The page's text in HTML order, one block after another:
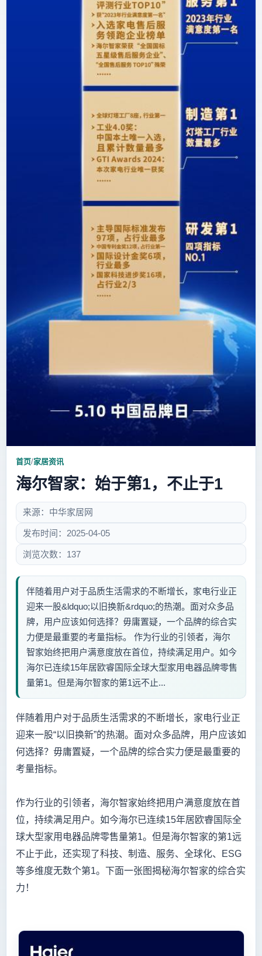
首页/家居资讯
海尔智家：始于第1，不止于1
来源：中华家居网
发布时间：2025-04-05
浏览次数：137
伴随着用户对于品质生活需求的不断增长，家电行业正
迎来一股&ldquo;以旧换新&rdquo;的热潮。面对众多品
牌，用户应该如何选择？毋庸置疑，一个品牌的综合实
力便是最重要的考量指标。 作为行业的引领者，海尔
智家始终把用户满意度放在首位，持续满足用户。如今
海尔已连续15年居欧睿国际全球大型家用电器品牌零售
量第1。但是海尔智家的第1远不止...
伴随着用户对于品质生活需求的不断增长，家电行业正
迎来一股“以旧换新”的热潮。面对众多品牌，用户应该如
何选择？毋庸置疑，一个品牌的综合实力便是最重要的
考量指标。
作为行业的引领者，海尔智家始终把用户满意度放在首
位，持续满足用户。如今海尔已连续15年居欧睿国际全
球大型家用电器品牌零售量第1。但是海尔智家的第1远
不止于此，还实现了科技、制造、服务、全球化、ESG
等多维度无数个第1。下面一张图揭秘海尔智家的综合实
力！